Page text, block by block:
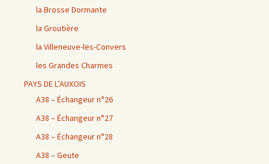
la Brosse Dormante
la Groutière
la Villeneuve-les-Convers
les Grandes Charmes
PAYS DE L’AUXOIS
A38 – Échangeur n°26
A38 – Échangeur n°27
A38 – Échangeur n°28
A38 – Geute